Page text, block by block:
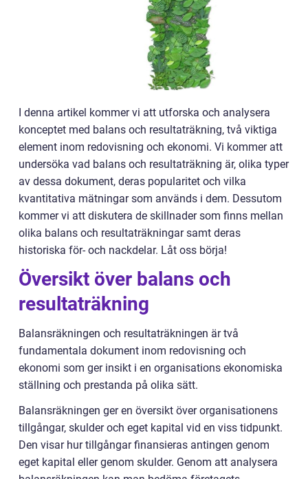
I denna artikel kommer vi att utforska och analysera
konceptet med balans och resultaträkning, två viktiga
element inom redovisning och ekonomi. Vi kommer att
undersöka vad balans och resultaträkning är, olika typer
av dessa dokument, deras popularitet och vilka
kvantitativa mätningar som används i dem. Dessutom
kommer vi att diskutera de skillnader som finns mellan
olika balans och resultaträkningar samt deras
historiska för- och nackdelar. Låt oss börja!
Översikt över balans och
resultaträkning
Balansräkningen och resultaträkningen är två
fundamentala dokument inom redovisning och
ekonomi som ger insikt i en organisations ekonomiska
ställning och prestanda på olika sätt.
Balansräkningen ger en översikt över organisationens
tillgångar, skulder och eget kapital vid en viss tidpunkt.
Den visar hur tillgångar finansieras antingen genom
eget kapital eller genom skulder. Genom att analysera